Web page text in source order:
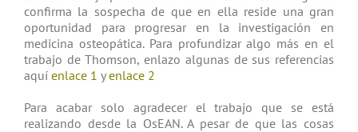
confirma la sospecha de que en ella reside una gran
oportunidad para progresar en la investigación en
medicina osteopática. Para profundizar algo más en el
trabajo de Thomson, enlazo algunas de sus referencias
aquí enlace 1 yenlace 2
Para acabar solo agradecer el trabajo que se está
realizando desde la OsEAN. A pesar de que las cosas